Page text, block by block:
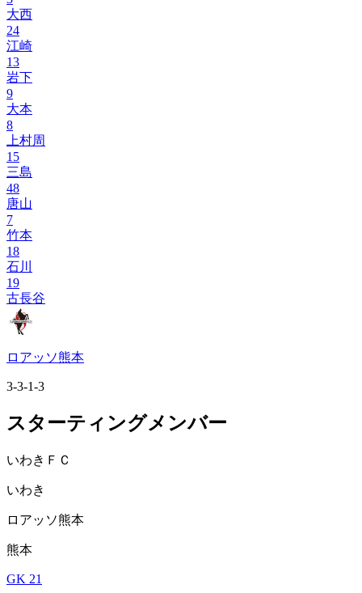
大西
24
江崎
13
岩下
9
大本
8
上村周
15
三島
48
唐山
7
竹本
18
石川
19
古長谷
ロアッソ熊本
3-3-1-3
スターティングメンバー
いわきＦＣ
いわき
ロアッソ熊本
熊本
GK 21